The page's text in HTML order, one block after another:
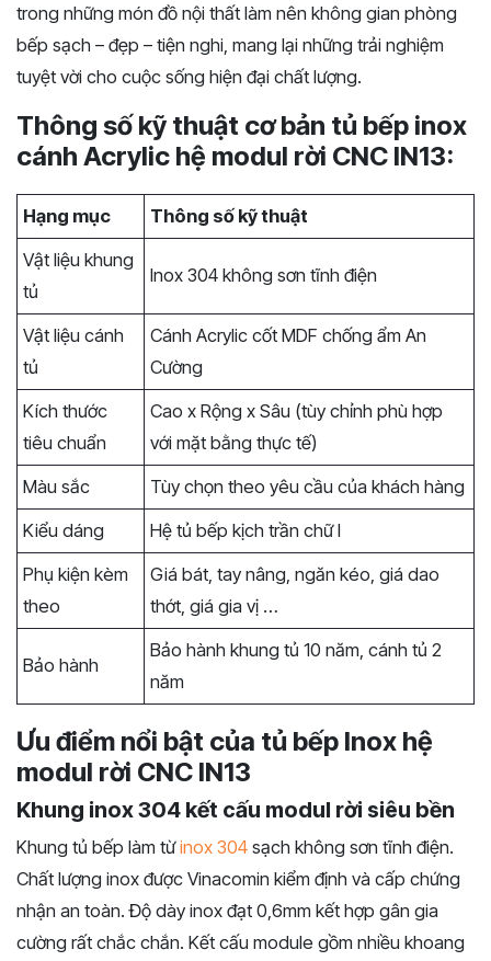
trong những món đồ nội thất làm nên không gian phòng
bếp sạch – đẹp – tiện nghi, mang lại những trải nghiệm
tuyệt vời cho cuộc sống hiện đại chất lượng.
Thông số kỹ thuật cơ bản tủ bếp inox
cánh Acrylic hệ modul rời CNC IN13:
Hạng mục
Thông số kỹ thuật
Vật liệu khung
tủ
Inox 304 không sơn tĩnh điện
Vật liệu cánh
tủ
Cánh Acrylic cốt MDF chống ẩm An
Cường
Kích thước
tiêu chuẩn
Cao x Rộng x Sâu (tùy chỉnh phù hợp
với mặt bằng thực tế)
Màu sắc
Tùy chọn theo yêu cầu của khách hàng
Kiểu dáng
Hệ tủ bếp kịch trần chữ I
Phụ kiện kèm
theo
Giá bát, tay nâng, ngăn kéo, giá dao
thớt, giá gia vị …
Bảo hành
Bảo hành khung tủ 10 năm, cánh tủ 2
năm
Ưu điểm nổi bật của tủ bếp Inox hệ
modul rời CNC IN13
Khung inox 304 kết cấu modul rời siêu bền
Khung tủ bếp làm từinox 304 sạch không sơn tĩnh điện.
Chất lượng inox được Vinacomin kiểm định và cấp chứng
nhận an toàn. Độ dày inox đạt 0,6mm kết hợp gân gia
cường rất chắc chắn. Kết cấu module gồm nhiều khoang